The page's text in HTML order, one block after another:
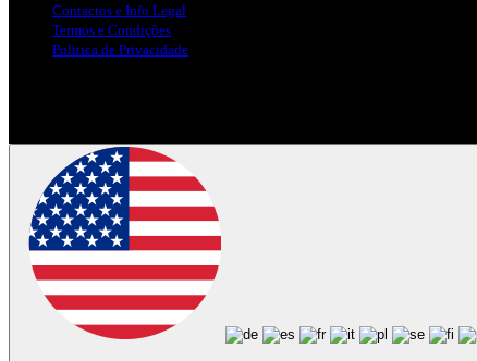
Contactos e Info Legal
Termos e Condições
Politica de Privacidade